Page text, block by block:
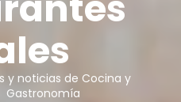
y noticias de Cocina y
Gastronomía